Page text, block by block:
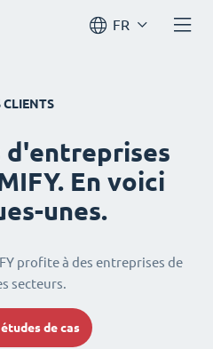
FR
CLIENTS
d'entreprises
En voici
unes.
profite à des entreprises de
secteurs.
de cas